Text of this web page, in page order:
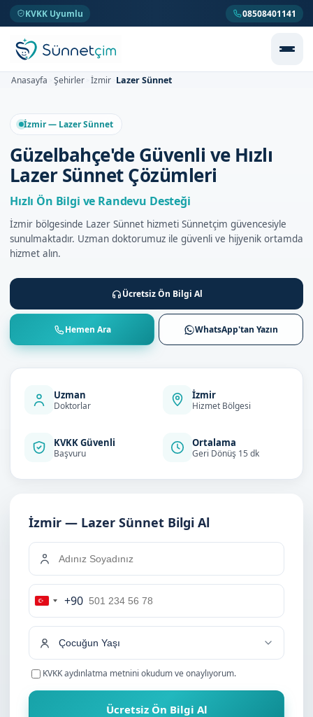
KVKK Uyumlu 08508401141
Anasayfa Şehirler İzmir Lazer Sünnet
İzmir — Lazer Sünnet
Güzelbahçe'de Güvenli ve Hızlı
Lazer Sünnet Çözümleri
Hızlı Ön Bilgi ve Randevu Desteği
İzmir bölgesinde Lazer Sünnet hizmeti Sünnetçim güvencesiyle
sunulmaktadır. Uzman doktorumuz ile güvenli ve hijyenik ortamda
hizmet alın.
Ücretsiz Ön Bilgi Al
Hemen Ara WhatsApp'tan Yazın
Uzman
Doktorlar
İzmir
Hizmet Bölgesi
KVKK Güvenli
Başvuru
Ortalama
Geri Dönüş 15 dk
İzmir — Lazer Sünnet Bilgi Al
Turkey
+90
+90
KVKK aydınlatma metnini okudum ve onaylıyorum.
Ücretsiz Ön Bilgi Al